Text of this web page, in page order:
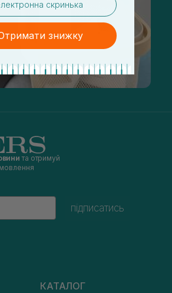
та отримуй
підписатись
КАТАЛОГ
знижку